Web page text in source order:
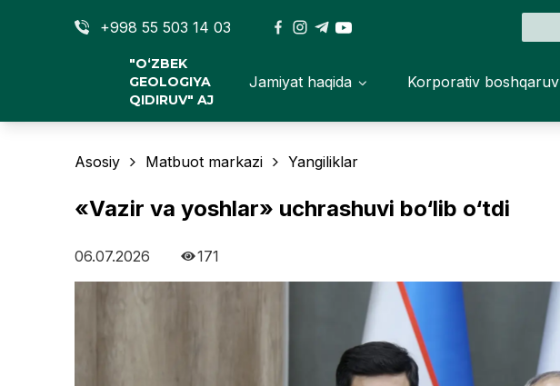
+998 55 503 14 03
"O‘ZBEK
GEOLOGIYA
QIDIRUV" AJ
Jamiyat haqida Korporativ boshqaruv
Asosiy Matbuot markazi Yangiliklar
«Vazir va yoshlar» uchrashuvi bo‘lib o‘tdi
06.07.2026 171